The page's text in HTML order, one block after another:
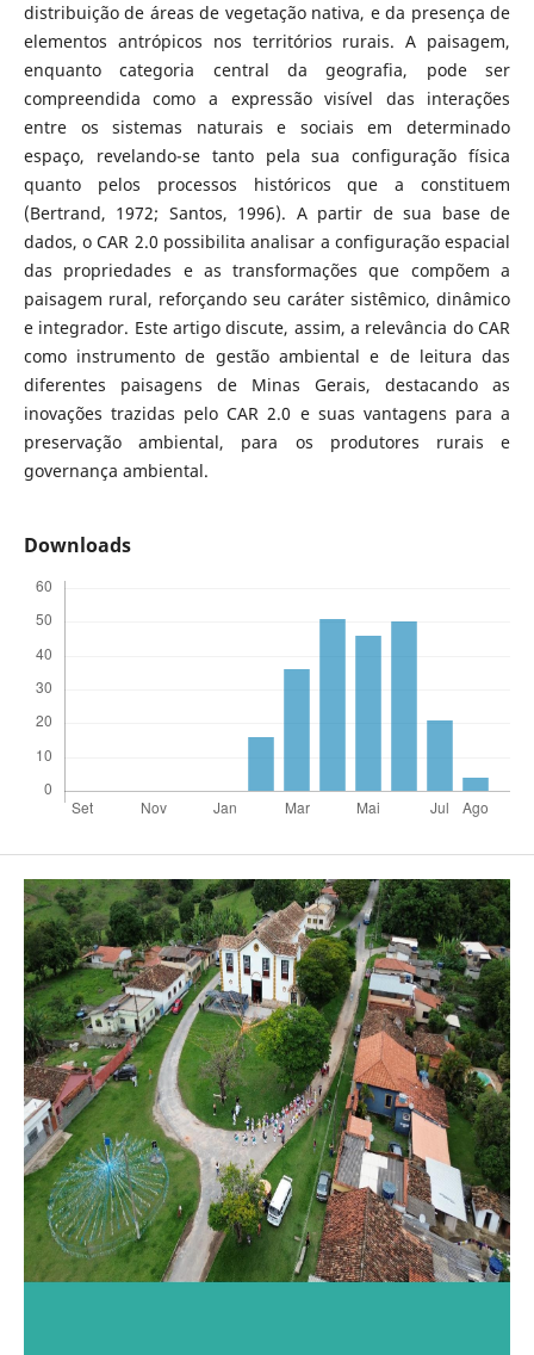
distribuição de áreas de vegetação nativa, e da presença de
elementos antrópicos nos territórios rurais. A paisagem,
enquanto categoria central da geografia, pode ser
compreendida como a expressão visível das interações
entre os sistemas naturais e sociais em determinado
espaço, revelando-se tanto pela sua configuração física
quanto pelos processos históricos que a constituem
(Bertrand, 1972; Santos, 1996). A partir de sua base de
dados, o CAR 2.0 possibilita analisar a configuração espacial
das propriedades e as transformações que compõem a
paisagem rural, reforçando seu caráter sistêmico, dinâmico
e integrador. Este artigo discute, assim, a relevância do CAR
como instrumento de gestão ambiental e de leitura das
diferentes paisagens de Minas Gerais, destacando as
inovações trazidas pelo CAR 2.0 e suas vantagens para a
preservação ambiental, para os produtores rurais e
governança ambiental.
Downloads